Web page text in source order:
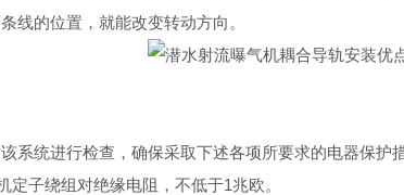
线的位置，就能改变转动方向。
系统进行检查，确保采取下述各项所要求的电器保护措
子绕组对绝缘电阻，不低于1兆欧。